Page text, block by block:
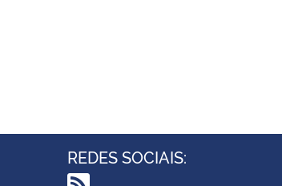
REDES SOCIAIS: